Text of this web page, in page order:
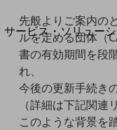
サービス・ソリュー
サービス・ソリューシ
DXに関する課題を解決する
サービス・ソリューションを
カテゴリーで探す
カテゴリーで探すTOP
先般よりご案内の
ルを定める団体（
書の有効期間を段
れ、
今後の更新手続き
（詳細は下記関連
このような背景を